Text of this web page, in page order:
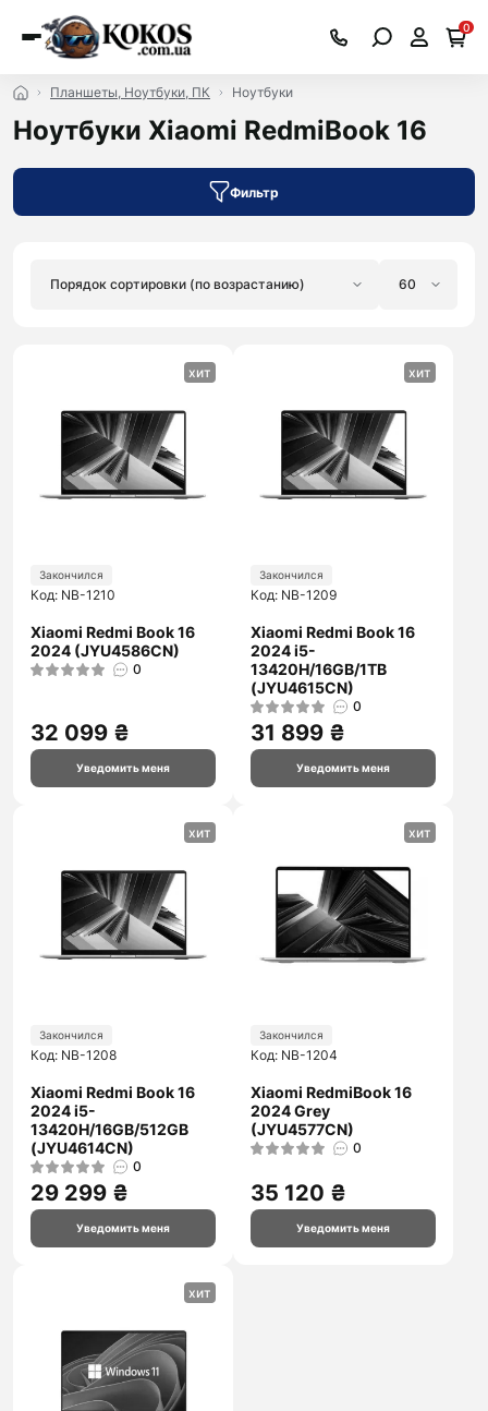
0
Планшеты, Ноутбуки, ПК Ноутбуки
Ноутбуки Xiaomi RedmiBook 16
Фильтр
хит
Закончился
Код: NB-1210
Xiaomi Redmi Book 16
2024 (JYU4586CN)
0
32 099 ₴
Уведомить меня
хит
Закончился
Код: NB-1209
Xiaomi Redmi Book 16
2024 i5-
13420H/16GB/1TB
(JYU4615CN)
0
31 899 ₴
Уведомить меня
хит
Закончился
Код: NB-1208
Xiaomi Redmi Book 16
2024 i5-
13420H/16GB/512GB
(JYU4614CN)
0
29 299 ₴
Уведомить меня
хит
Закончился
Код: NB-1204
Xiaomi RedmiBook 16
2024 Grey
(JYU4577CN)
0
35 120 ₴
Уведомить меня
хит